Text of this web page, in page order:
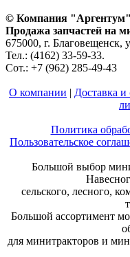
© Компания "Аргентум"
Продажа запчастей на
675000, г. Благовещенск,
Тел.: (4162) 33-59-33.
Сот.: +7 (962) 285-49-43
О компании | Доставка и
Политика
Пользовательское
Большой выбор
сельского, лесного,
Большой ассортимент
для минитракторов и